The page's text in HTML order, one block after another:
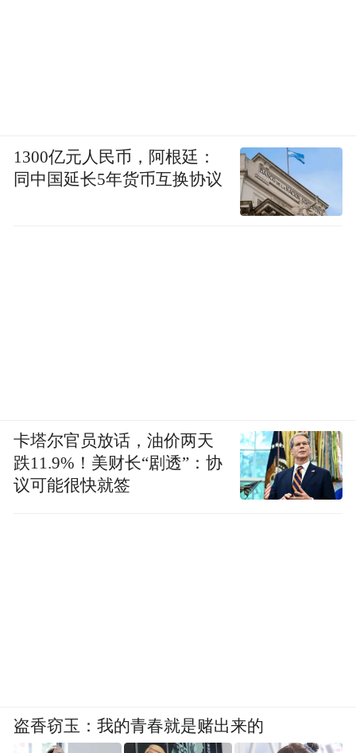
1300亿元人民币，阿根廷：
同中国延长5年货币互换协议
卡塔尔官员放话，油价两天
跌11.9%！美财长“剧透”：协
议可能很快就签
盗香窃玉：我的青春就是赌出来的